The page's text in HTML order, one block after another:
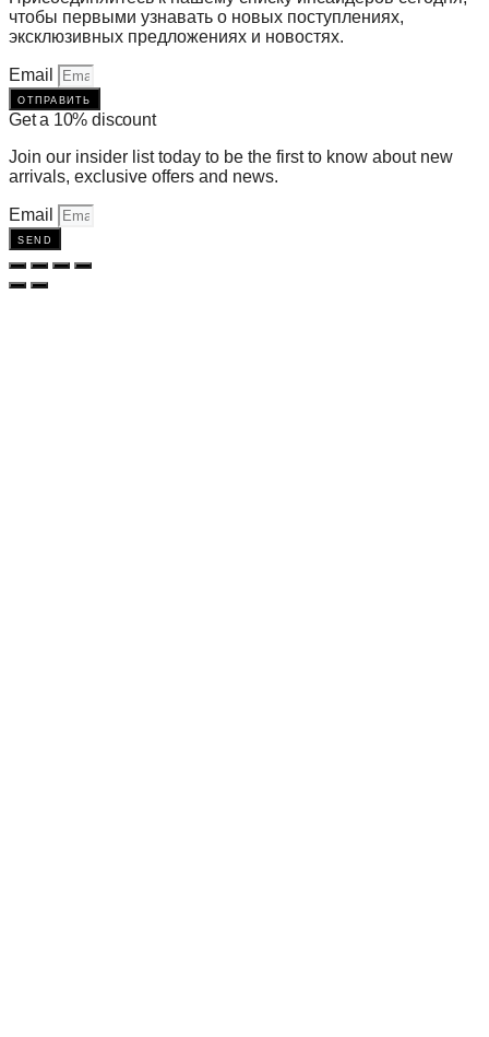
чтобы первыми узнавать о новых поступлениях,
эксклюзивных предложениях и новостях.
Email
отправить
Get a 10% discount
Join our insider list today to be the first to know about new
arrivals, exclusive offers and news.
Email
send